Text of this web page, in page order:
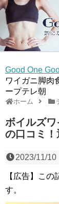
Good One
ワイガニ脚肉
ープテレ朝
ホーム
ボイルズ
の口コミ！
2023/11/10
【広告】こ
す。